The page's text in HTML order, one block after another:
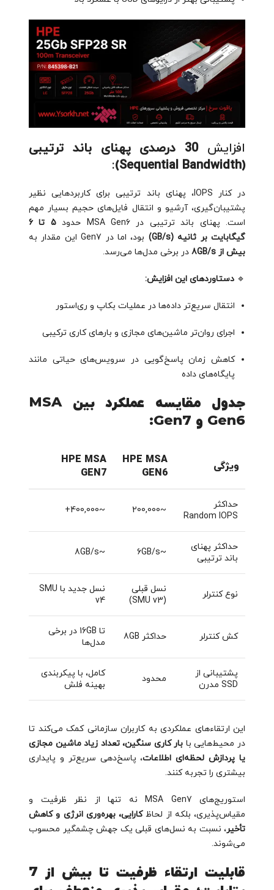
افزایش
30 درصدی پهنای باند ترتیبی
(Sequential Bandwidth)
:
در کنار IOPS، پهنای باند ترتیبی برای کاربردهایی نظیر
پشتیبان‌گیری، آرشیو و انتقال فایل‌های حجیم بسیار مهم
است. پهنای باند ترتیبی در MSA Gen6 حدود
5 تا 6
گیگابایت بر ثانیه (GB/s)
بود، اما در Gen7 این مقدار به
بیش از 8GB/s
در برخی مدل‌ها می‌رسد.
🔹 دستاوردهای این افزایش:
انتقال سریع‌تر داده‌ها در عملیات بکاپ و ری‌استور
اجرای روان‌تر ماشین‌های مجازی و بارهای کاری ترکیبی
کاهش زمان پاسخ‌گویی در سرویس‌های حیاتی مانند
پایگاه‌های داده
جدول مقایسه عملکرد بین MSA
Gen6 و Gen7:
ویژگی HPE MSA
GEN6
HPE MSA
GEN7
حداکثر
Random IOPS
~200,000
~400,000+
حداکثر پهنای
باند ترتیبی
~6GB/s
~8GB/s
نوع کنترلر
نسل قبلی
(SMU v3)
نسل جدید با SMU
v4
کش کنترلر حداکثر 8GB
تا 16GB در برخی
مدل‌ها
پشتیبانی از
SSD مدرن
محدود
کامل، با پیکربندی
بهینه فلش
این ارتقاءهای عملکردی به کاربران سازمانی کمک می‌کند تا
در محیط‌هایی با بار کاری سنگین، تعداد زیاد ماشین مجازی
یا پردازش‌ لحظه‌ای اطلاعات، پاسخ‌دهی سریع‌تر و پایداری
بیشتری را تجربه کنند.
استوریج‌های MSA Gen7 نه تنها از نظر ظرفیت و
مقیاس‌پذیری، بلکه از لحاظکارایی، بهره‌وری انرژی و کاهش
تأخیر، نسبت به نسل‌های قبلی یک جهش چشمگیر محسوب
می‌شوند.
قابلیت ارتقاء ظرفیت تا بیش از 7